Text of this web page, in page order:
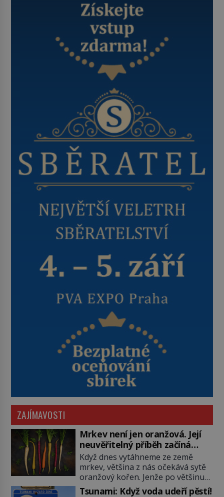
ZAJÍMAVOSTI
Mrkev není jen oranžová. Její
neuvěřitelný příběh začíná
fialovou barvou
Když dnes vytáhneme ze země
mrkev, většina z nás očekává sytě
oranžový kořen. Jenže po většinu
své historie je mrkev všechno
Tsunami: Když voda udeří pěstí!